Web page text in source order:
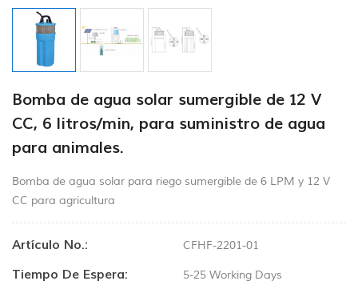
Bomba de agua solar sumergible de 12 V
CC, 6 litros/min, para suministro de agua
para animales.
Bomba de agua solar para riego sumergible de 6 LPM y 12 V
CC para agricultura
Artículo No.: CFHF-2201-01
Tiempo De Espera: 5-25 Working Days